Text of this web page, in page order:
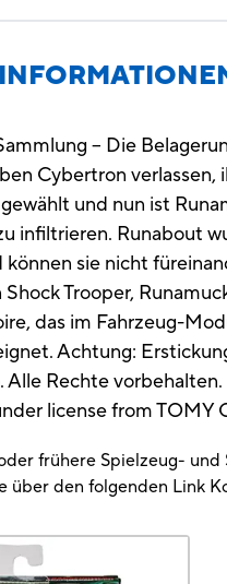
– Die
Cybertron
und nun ist
infiltrieren. Runabout
können sie nicht
Trooper,
das im Fahrzeug-
Achtung:
Rechte vorbehalten.
license from TOMY
frühere Spielzeug-
über den folgenden Link